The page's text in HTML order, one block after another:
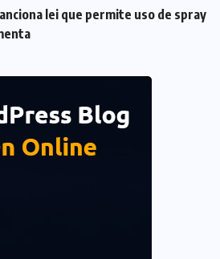
lei que permite uso de spray